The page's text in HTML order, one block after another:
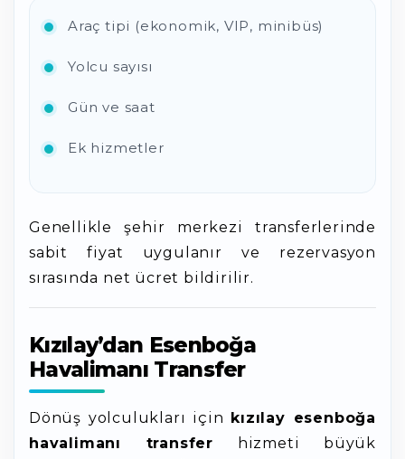
Araç tipi (ekonomik, VIP, minibüs)
Yolcu sayısı
Gün ve saat
Ek hizmetler
Genellikle şehir merkezi transferlerinde
sabit fiyat uygulanır ve rezervasyon
sırasında net ücret bildirilir.
Kızılay’dan Esenboğa
Havalimanı Transfer
Dönüş yolculukları için kızılay esenboğa
havalimanı transfer hizmeti büyük